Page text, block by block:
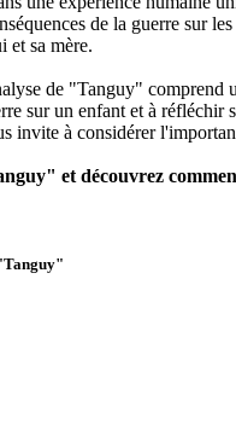
de la guerre sur
et sa mère.
de "Tanguy" comprend
sur un enfant et à réfléchir
invite à considérer
et découvrez